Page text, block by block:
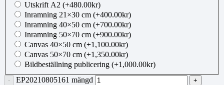
Utskrift A2 (+480.00kr)
Inramning 21×30 cm (+400.00kr)
Inramning 40×50 cm (+700.00kr)
Inramning 50×70 cm (+900.00kr)
Canvas 40×50 cm (+1,100.00kr)
Canvas 50×70 cm (+1,350.00kr)
Bildbeställning publicering (+1,000.00kr)
EP20210805161 mängd